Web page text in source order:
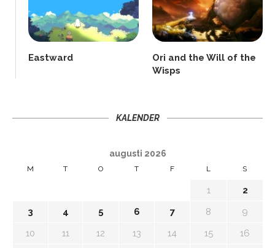
Eastward
Ori and the Will of the
Wisps
KALENDER
augusti 2026
M T O T F L S
1
2
3
4 5 6 7 8
9
10
11 12 13 14 15
16